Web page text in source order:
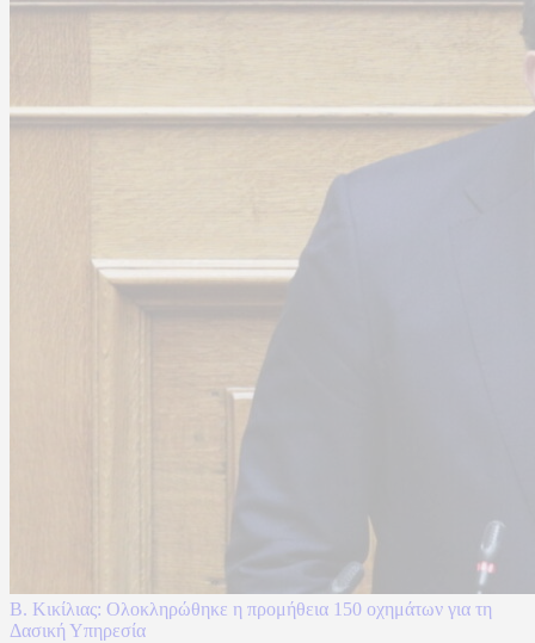
Β. Κικίλιας: Ολοκληρώθηκε η προμήθεια 150 οχημάτων για τη
Δασική Υπηρεσία